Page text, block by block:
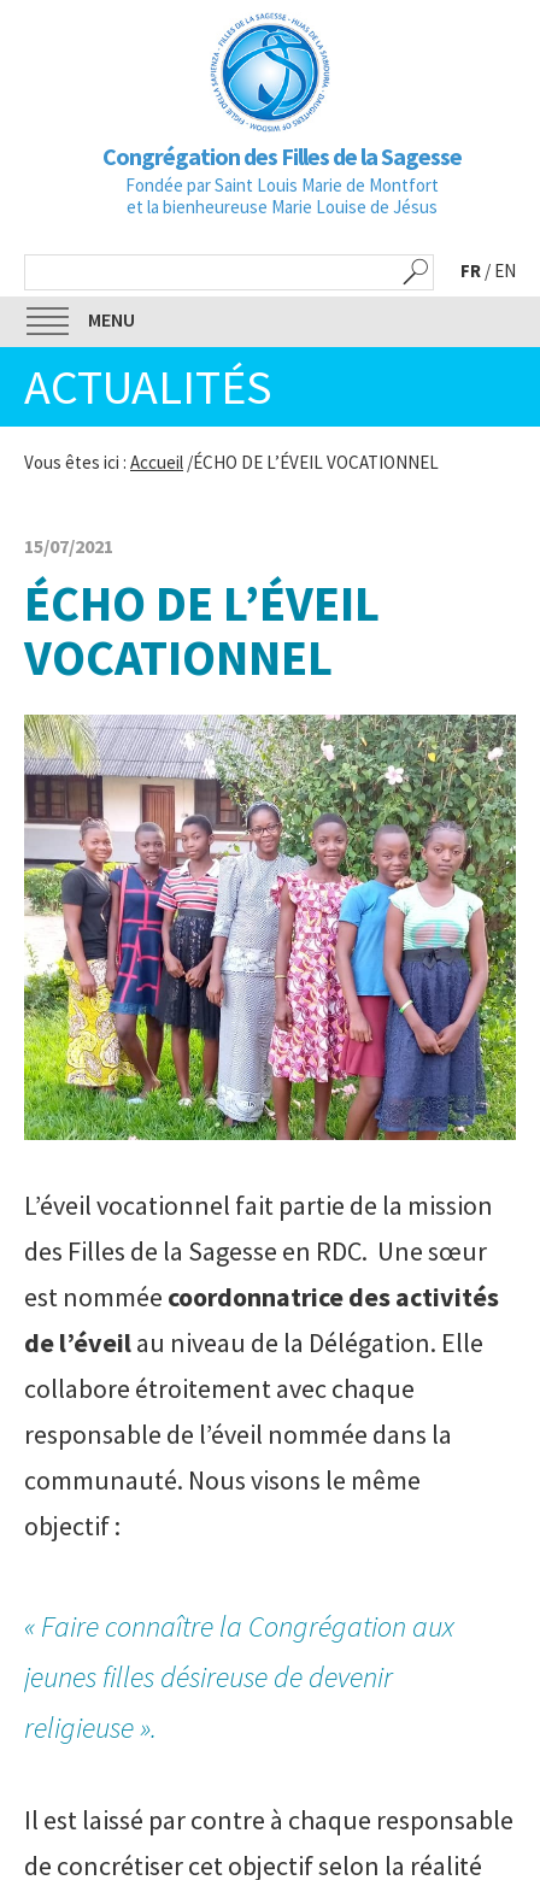
Congrégation des Filles de la Sagesse
Fondée par Saint Louis Marie de Montfort
et la bienheureuse Marie Louise de Jésus
FR / EN
MENU
ACTUALITÉS
Vous êtes ici : Accueil /ÉCHO DE L’ÉVEIL VOCATIONNEL
15/07/2021
ÉCHO DE L’ÉVEIL
VOCATIONNEL
L’éveil vocationnel fait partie de la mission
des Filles de la Sagesse en RDC. Une sœur
est nommée coordonnatrice des activités
de l’éveilau niveau de la Délégation. Elle
collabore étroitement avec chaque
responsable de l’éveil nommée dans la
communauté. Nous visons le même
objectif :
« Faire connaître la Congrégation aux
jeunes filles désireuse de devenir
religieuse ».
Il est laissé par contre à chaque responsable
de concrétiser cet objectif selon la réalité